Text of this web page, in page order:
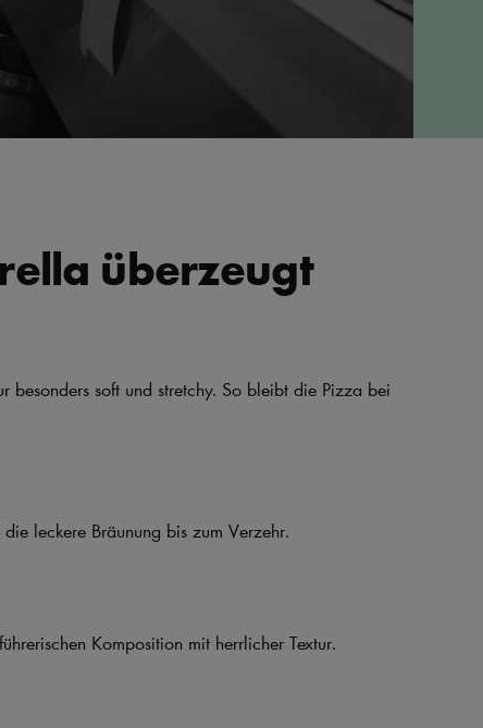
überzeugt
besonders soft und stretchy. So bleibt die Pizza bei
leckere Bräunung bis zum Verzehr.
Komposition mit herrlicher Textur.